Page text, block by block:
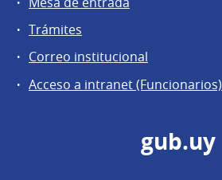
Trámites
Correo institucional
Acceso a intranet (Funcionarios)
gub.uy